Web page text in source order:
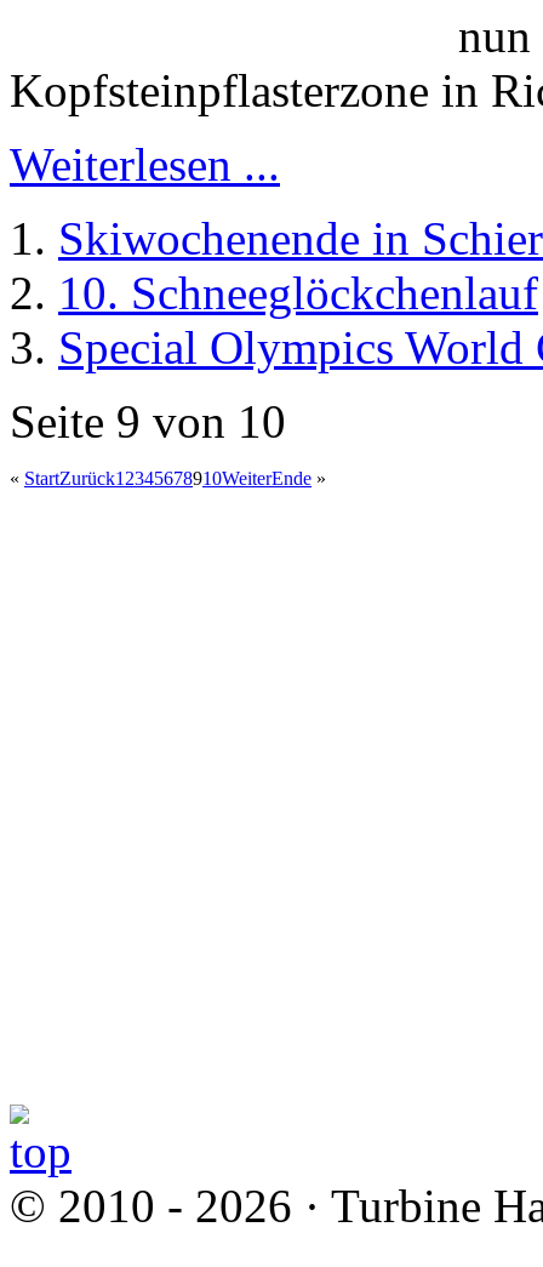
nun
Kopfsteinpflasterzone in
Weiterlesen ...
Skiwochenende in
10. Schneeglöckchenlauf
Special Olympics World
Seite 9 von 10
« StartZurück1 2345678910WeiterEnde »
© 2010 - 2026 · Turbine